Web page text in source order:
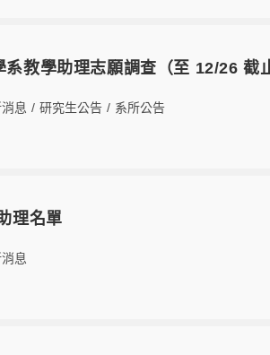
系教學助理志願調查（至 12/26 截
息 / 研究生公告 / 系所公告
理名單
息